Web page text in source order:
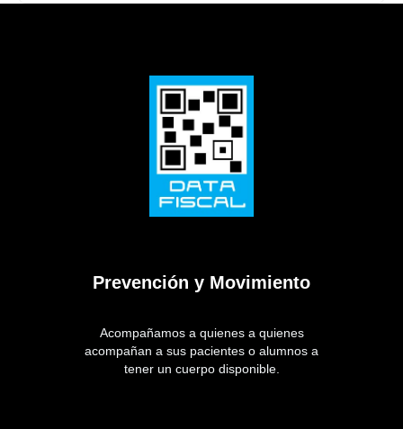
Prevención y Movimiento
Acompañamos a quienes a quienes
acompañan a sus pacientes o alumnos a
tener un cuerpo disponible.